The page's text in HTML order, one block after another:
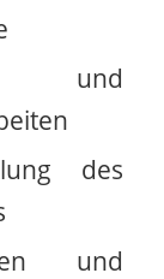
und
des
und